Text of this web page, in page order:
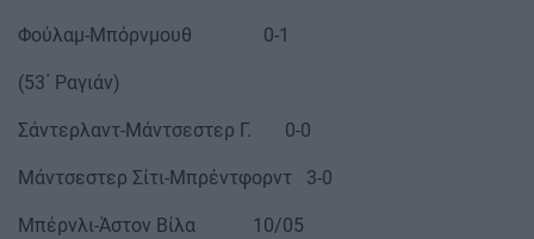
Φούλαμ-Μπόρνμουθ 0-1
(53΄ Ραγιάν)
Σάντερλαντ-Μάντσεστερ Γ. 0-0
Μάντσεστερ Σίτι-Μπρέντφορντ 3-0
Μπέρνλι-Άστον Βίλα 10/05